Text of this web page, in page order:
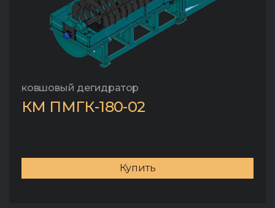
ковшовый дегидратор
КМ ПМГК-180-02
Купить